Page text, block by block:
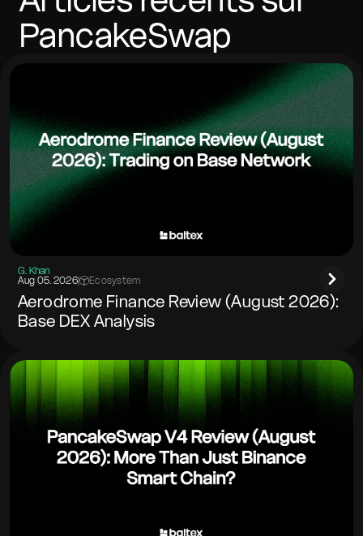
PancakeSwap
G. Khan
Aug 05. 2026| Ecosystem
Aerodrome Finance Review (August 2026):
Base DEX Analysis